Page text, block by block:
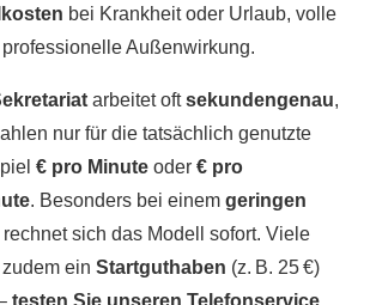
bei Krankheit oder Urlaub, volle
Außenwirkung.
arbeitet oftsekundengenau,
nur für die tatsächlich genutzte
€ pro Minute oder € pro
. Besonders bei einem geringen
rechnet sich das Modell sofort. Viele
ein Startguthaben (z. B. 25 €)
testen Sie unseren Telefonservice